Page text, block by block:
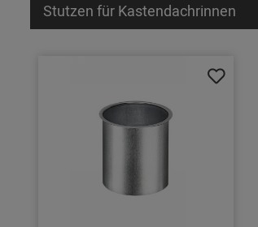
Stutzen für Kastendachrinnen